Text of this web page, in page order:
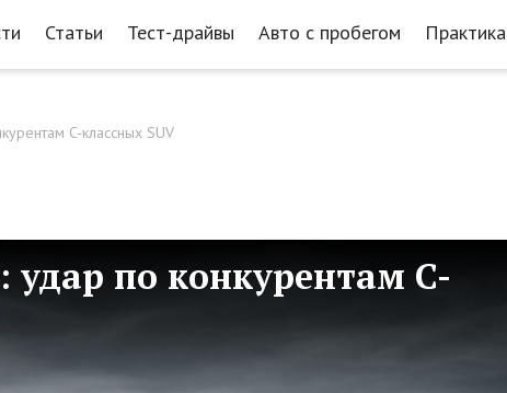
Статьи Тест-драйвы Авто с пробегом Практика
C-классных SUV
по конкурентам C-